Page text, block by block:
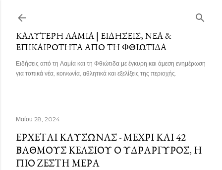
ΚΑΛΎΤΕΡΗ ΛΑΜΊΑ | ΕΙΔΉΣΕΙΣ, ΝΈΑ &
ΕΠΙΚΑΙΡΌΤΗΤΑ ΑΠΌ ΤΗ ΦΘΙΏΤΙΔΑ
Ειδήσεις από τη Λαμία και τη Φθιώτιδα με έγκυρη και άμεση ενημέρωση
για τοπικά νέα, κοινωνία, αθλητικά και εξελίξεις της περιοχής.
Μαΐου 28, 2024
ΈΡΧΕΤΑΙ ΚΑΎΣΩΝΑΣ - ΜΈΧΡΙ ΚΑΙ 42
ΒΑΘΜΟΎΣ ΚΕΛΣΊΟΥ Ο ΥΔΡΆΡΓΥΡΟΣ, Η
ΠΙΟ ΖΕΣΤΉ ΜΈΡΑ